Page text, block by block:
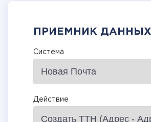
ПРИЕМНИК ДАННЫХ
Система
Действие